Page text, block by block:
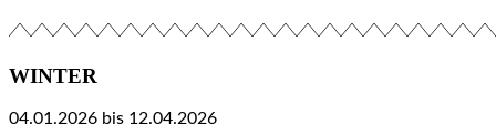
WINTER
04.01.2026 bis 12.04.2026